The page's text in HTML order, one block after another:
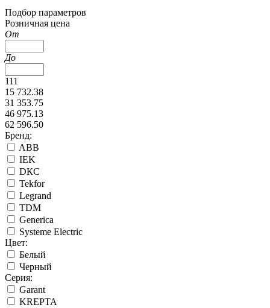
Подбор параметров
Розничная цена
От
До
111
15 732.38
31 353.75
46 975.13
62 596.50
Бренд:
ABB
IEK
DКС
Tekfor
Legrand
TDM
Generica
Systeme Electric
Цвет:
Белый
Черный
Серия:
Garant
KREPTA